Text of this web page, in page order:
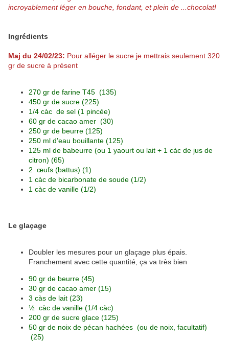
incroyablement léger en bouche, fondant, et plein de ...chocolat!
Ingrédients
Maj du 24/02/23: Pour alléger le sucre je mettrais seulement 320
gr de sucre à présent
270 gr de farine T45 (135)
450 gr de sucre (225)
1/4 càc de sel (1 pincée)
60 gr de cacao amer (30)
250 gr de beurre (125)
250 ml d'eau bouillante (125)
125 ml de babeurre (ou 1 yaourt ou lait + 1 càc de jus de
citron) (65)
2 œufs (battus) (1)
1 càc de bicarbonate de soude (1/2)
1 càc de vanille (1/2)
Le glaçage
Doubler les mesures pour un glaçage plus épais.
Franchement avec cette quantité, ça va très bien
90 gr de beurre (45)
30 gr de cacao amer (15)
3 càs de lait (23)
½ càc de vanille (1/4 càc)
200 gr de sucre glace (125)
50 gr de noix de pécan hachées (ou de noix, facultatif)
(25)